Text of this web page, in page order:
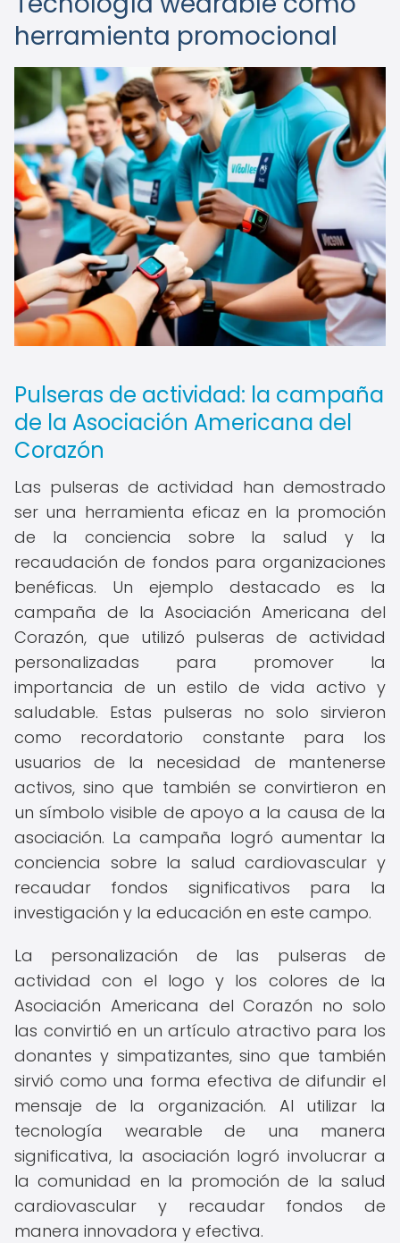
herramienta promocional
Pulseras de actividad: la campaña
de la Asociación Americana del
Corazón
Las pulseras de actividad han demostrado
ser una herramienta eficaz en la promoción
de la conciencia sobre la salud y la
recaudación de fondos para organizaciones
benéficas. Un ejemplo destacado es la
campaña de la Asociación Americana del
Corazón, que utilizó pulseras de actividad
personalizadas para promover la
importancia de un estilo de vida activo y
saludable. Estas pulseras no solo sirvieron
como recordatorio constante para los
usuarios de la necesidad de mantenerse
activos, sino que también se convirtieron en
un símbolo visible de apoyo a la causa de la
asociación. La campaña logró aumentar la
conciencia sobre la salud cardiovascular y
recaudar fondos significativos para la
investigación y la educación en este campo.
La personalización de las pulseras de
actividad con el logo y los colores de la
Asociación Americana del Corazón no solo
las convirtió en un artículo atractivo para los
donantes y simpatizantes, sino que también
sirvió como una forma efectiva de difundir el
mensaje de la organización. Al utilizar la
tecnología wearable de una manera
significativa, la asociación logró involucrar a
la comunidad en la promoción de la salud
cardiovascular y recaudar fondos de
manera innovadora y efectiva.